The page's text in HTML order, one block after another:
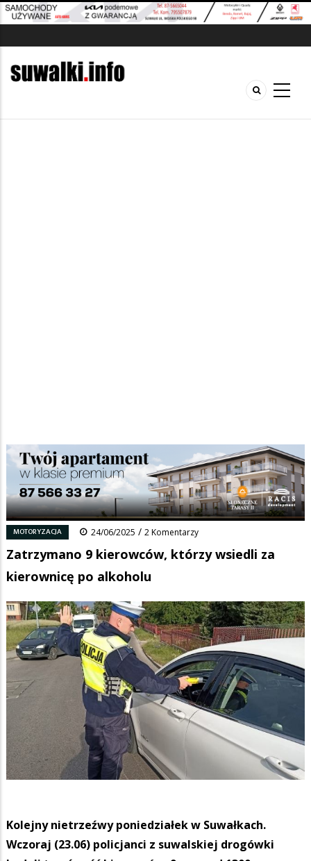
Ścieżka
nawigacyjna
Strona główna/Wiadomości/Motoryzacja/
Zatrzymano 9 kierowców, którzy wsiedli za kierownicę po alkoholu
FacebookPinterestTumblr
0 Reddit Share
MOTORYZACJA 24/06/2025 / 2 Komentarzy
Zatrzymano 9 kierowców, którzy wsiedli za
kierownicę po alkoholu
Kolejny nietrzeźwy poniedziałek w Suwałkach.
Wczoraj (23.06) policjanci z suwalskiej drogówki